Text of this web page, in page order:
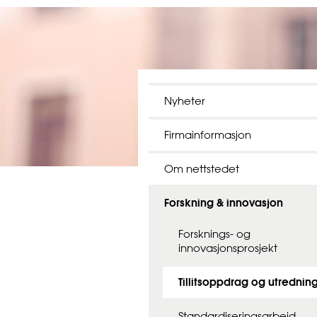
Nyheter
Firmainformasjon
Om nettstedet
Forskning & innovasjon
Forsknings- og
innovasjonsprosjekt
Tillitsoppdrag og